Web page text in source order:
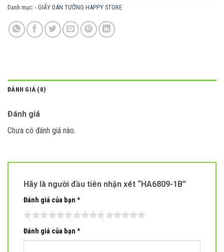
Danh mục: - GIẤY DÁN TƯỜNG HAPPY STORE
ĐÁNH GIÁ (0)
Đánh giá
Chưa có đánh giá nào.
Hãy là người đầu tiên nhận xét “HA6809-1B”
Đánh giá của bạn *
Đánh giá của bạn *